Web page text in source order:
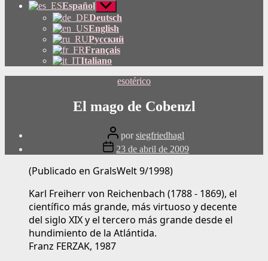
Español Mostrar
submenú
Deutsch
English
Русский
Français
Italiano
Categorías
esotérico
El mago de Cobenzl
Publicar
autor
porsiegfriedhagl
Fecha
de
publicación
23 de abril de 2009
(Publicado en GralsWelt 9/1998)
Karl Freiherr von Reichenbach (1788 - 1869), el
científico más grande, más virtuoso y decente
del siglo XIX y el tercero más grande desde el
hundimiento de la Atlántida.
Franz FERZAK, 1987